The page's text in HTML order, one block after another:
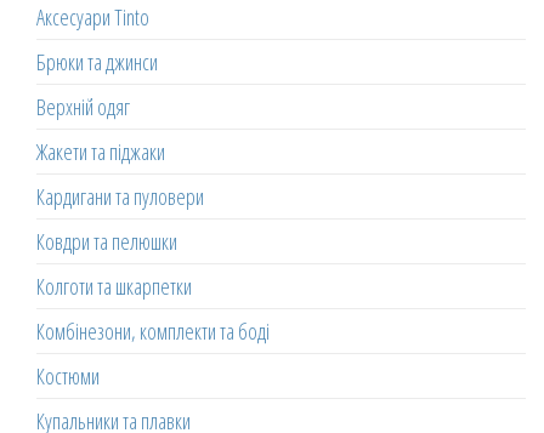
Аксесуари Tinto
Брюки та джинси
Верхній одяг
Жакети та піджаки
Кардигани та пуловери
Ковдри та пелюшки
Колготи та шкарпетки
Комбінезони, комплекти та боді
Костюми
Купальники та плавки